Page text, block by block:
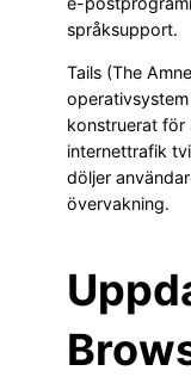
språksupport.
Tails (The
konstruerat för
internettrafik
döljer
övervakning.